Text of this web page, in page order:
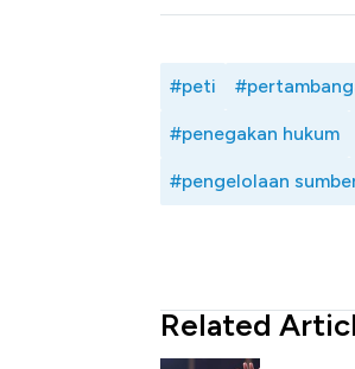
#peti
#penegakan hukum
#pengelolaan
Related